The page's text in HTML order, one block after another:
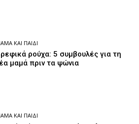
ΚΑΙ ΠΑΙΔΊ
ρούχα: 5 συμβουλές για τη
μαμά πριν τα ψώνια
ΚΑΙ ΠΑΙΔΊ